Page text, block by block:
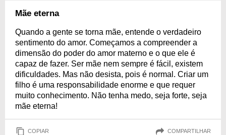
Mãe eterna
Quando a gente se torna mãe, entende o verdadeiro
sentimento do amor. Começamos a compreender a
dimensão do poder do amor materno e o que ele é
capaz de fazer. Ser mãe nem sempre é fácil, existem
dificuldades. Mas não desista, pois é normal. Criar um
filho é uma responsabilidade enorme e que requer
muito conhecimento. Não tenha medo, seja forte, seja
mãe eterna!
COPIAR COMPARTILHAR